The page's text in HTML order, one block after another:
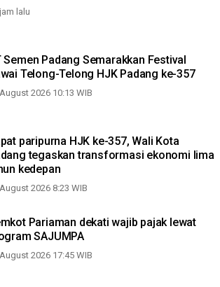
lalu
Semen Padang Semarakkan Festival
Telong-Telong HJK Padang ke-357
2026 10:13 WIB
paripurna HJK ke-357, Wali Kota
tegaskan transformasi ekonomi lima
kedepan
2026 8:23 WIB
Pariaman dekati wajib pajak lewat
SAJUMPA
2026 17:45 WIB